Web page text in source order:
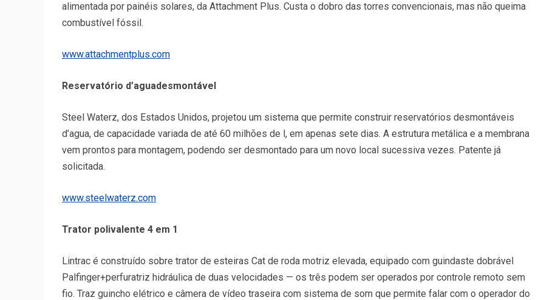
alimentada por painéis solares, da Attachment Plus. Custa o dobro das torres convencionais, mas não queima
combustível fóssil.
www.attachmentplus.com
Reservatório d’aguadesmontável
Steel Waterz, dos Estados Unidos, projetou um sistema que permite construir reservatórios desmontáveis
d’agua, de capacidade variada de até 60 milhões de l, em apenas sete dias. A estrutura metálica e a membrana
vem prontos para montagem, podendo ser desmontado para um novo local sucessiva vezes. Patente já
solicitada.
www.steelwaterz.com
Trator polivalente 4 em 1
Lintrac é construído sobre trator de esteiras Cat de roda motriz elevada, equipado com guindaste dobrável
Palfinger+perfuratriz hidráulica de duas velocidades — os três podem ser operados por controle remoto sem
fio. Traz guincho elétrico e câmera de vídeo traseira com sistema de som que permite falar com o operador do